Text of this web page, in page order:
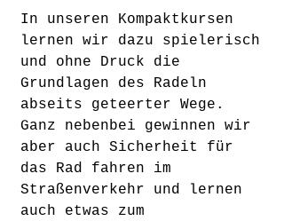
In unseren Kompaktkursen
lernen wir dazu spielerisch
und ohne Druck die
Grundlagen des Radeln
abseits geteerter Wege.
Ganz nebenbei gewinnen wir
aber auch Sicherheit für
das Rad fahren im
Straßenverkehr und lernen
auch etwas zum